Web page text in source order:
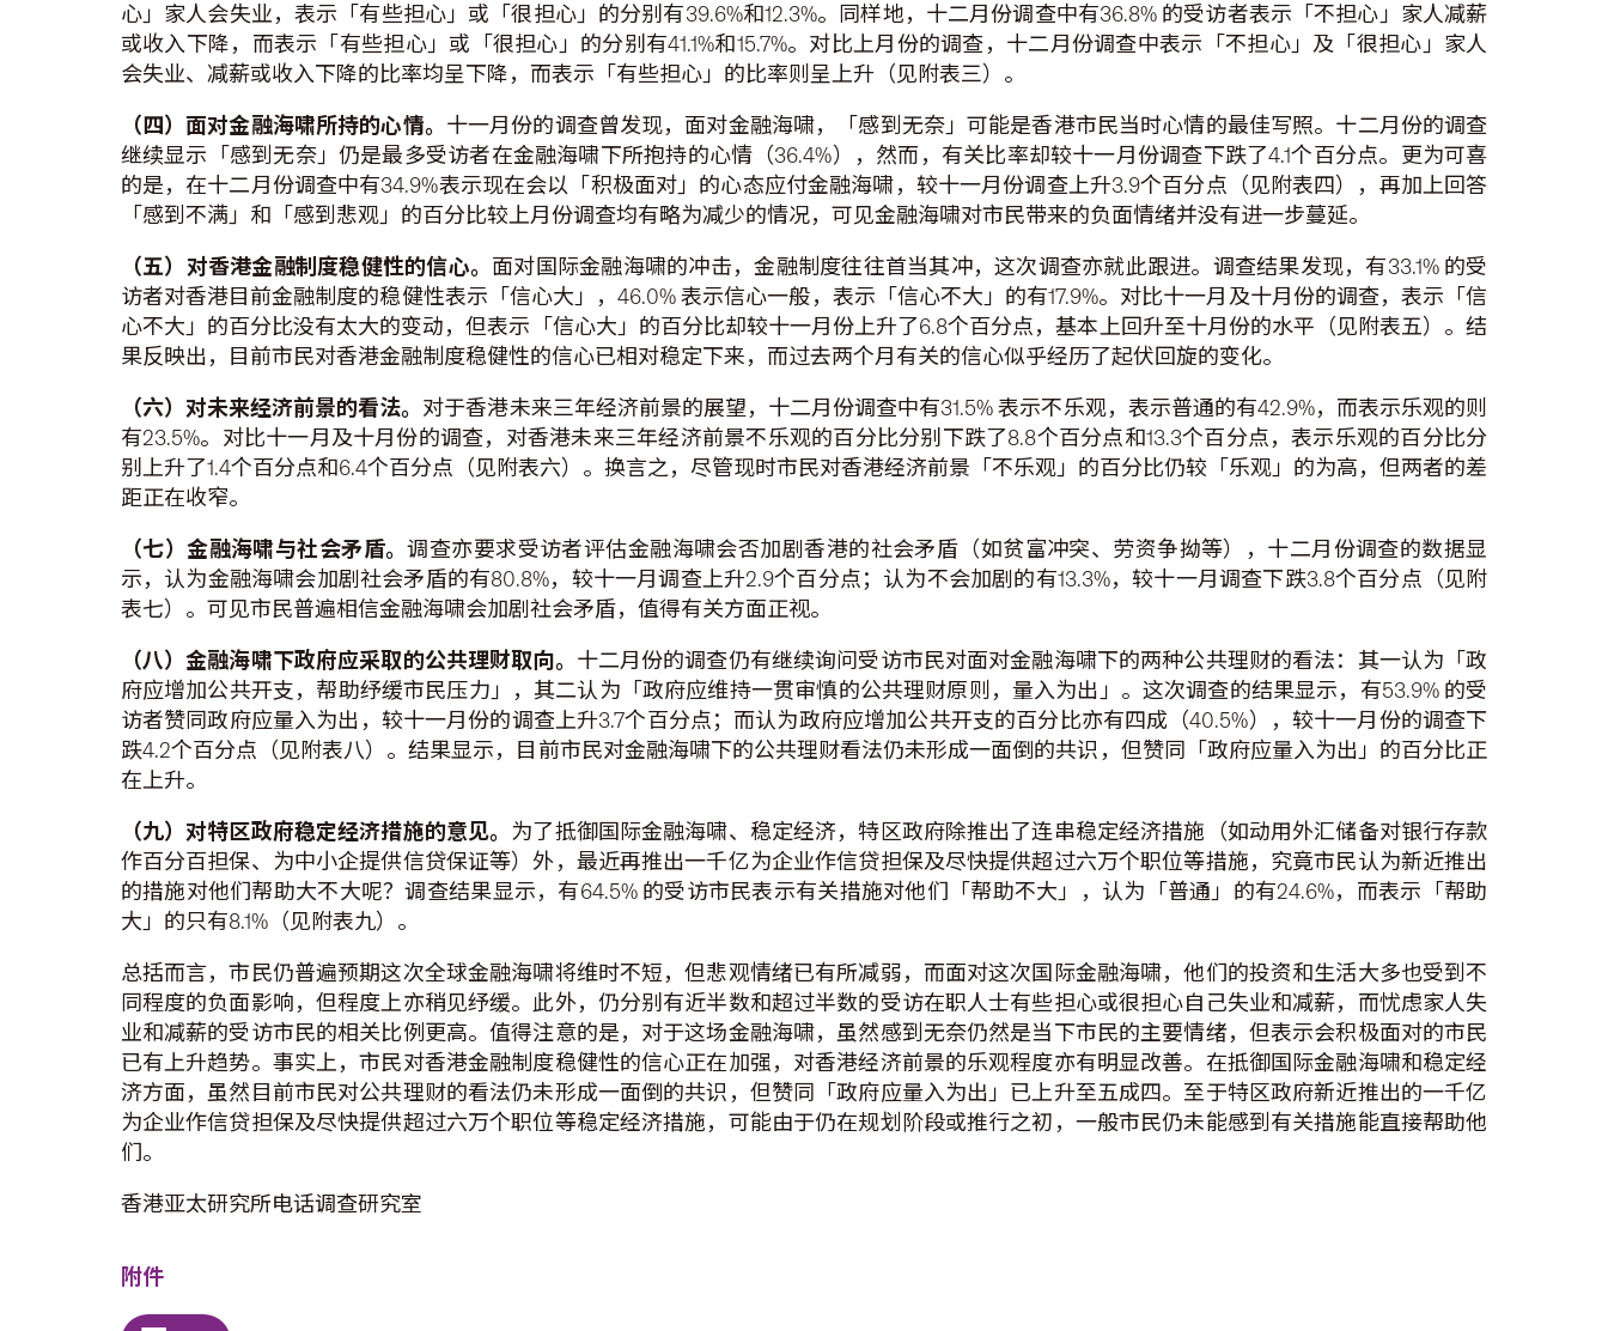
心」家人会失业，表示「有些担心」或「很担心」的分别有39.6%和12.3%。同样地，十二月份调查中有36.8% 的受访者表示「不担心」家人减薪
或收入下降，而表示「有些担心」或「很担心」的分别有41.1%和15.7%。对比上月份的调查，十二月份调查中表示「不担心」及「很担心」家人
会失业、减薪或收入下降的比率均呈下降，而表示「有些担心」的比率则呈上升（见附表三）。
（四）面对金融海啸所持的心情。 十一月份的调查曾发现，面对金融海啸，「感到无奈」可能是香港市民当时心情的最佳写照。十二月份的调查
继续显示「感到无奈」仍是最多受访者在金融海啸下所抱持的心情（36.4%），然而，有关比率却较十一月份调查下跌了4.1个百分点。更为可喜
的是，在十二月份调查中有34.9%表示现在会以「积极面对」的心态应付金融海啸，较十一月份调查上升3.9个百分点（见附表四），再加上回答
「感到不满」和「感到悲观」的百分比较上月份调查均有略为减少的情况，可见金融海啸对市民带来的负面情绪并没有进一步蔓延。
（五）对香港金融制度稳健性的信心。 面对国际金融海啸的冲击，金融制度往往首当其冲，这次调查亦就此跟进。调查结果发现，有33.1% 的受
访者对香港目前金融制度的稳健性表示「信心大」，46.0% 表示信心一般，表示「信心不大」的有17.9%。对比十一月及十月份的调查，表示「信
心不大」的百分比没有太大的变动，但表示「信心大」的百分比却较十一月份上升了6.8个百分点，基本上回升至十月份的水平（见附表五）。结
果反映出，目前市民对香港金融制度稳健性的信心已相对稳定下来，而过去两个月有关的信心似乎经历了起伏回旋的变化。
（六）对未来经济前景的看法。 对于香港未来三年经济前景的展望，十二月份调查中有31.5% 表示不乐观，表示普通的有42.9%，而表示乐观的则
有23.5%。对比十一月及十月份的调查，对香港未来三年经济前景不乐观的百分比分别下跌了8.8个百分点和13.3个百分点，表示乐观的百分比分
别上升了1.4个百分点和6.4个百分点（见附表六）。换言之，尽管现时市民对香港经济前景「不乐观」的百分比仍较「乐观」的为高，但两者的差
距正在收窄。
（七）金融海啸与社会矛盾。调查亦要求受访者评估金融海啸会否加剧香港的社会矛盾（如贫富冲突、劳资争拗等），十二月份调查的数据显
示，认为金融海啸会加剧社会矛盾的有80.8%，较十一月调查上升2.9个百分点；认为不会加剧的有13.3%，较十一月调查下跌3.8个百分点（见附
表七）。可见市民普遍相信金融海啸会加剧社会矛盾，值得有关方面正视。
（八）金融海啸下政府应采取的公共理财取向。 十二月份的调查仍有继续询问受访市民对面对金融海啸下的两种公共理财的看法：其一认为「政
府应增加公共开支，帮助纾缓市民压力」，其二认为「政府应维持一贯审慎的公共理财原则，量入为出」。这次调查的结果显示，有53.9% 的受
访者赞同政府应量入为出，较十一月份的调查上升3.7个百分点；而认为政府应增加公共开支的百分比亦有四成（40.5%），较十一月份的调查下
跌4.2个百分点（见附表八）。结果显示，目前市民对金融海啸下的公共理财看法仍未形成一面倒的共识，但赞同「政府应量入为出」的百分比正
在上升。
（九）对特区政府稳定经济措施的意见。 为了抵御国际金融海啸、稳定经济，特区政府除推出了连串稳定经济措施（如动用外汇储备对银行存款
作百分百担保、为中小企提供信贷保证等）外，最近再推出一千亿为企业作信贷担保及尽快提供超过六万个职位等措施，究竟市民认为新近推出
的措施对他们帮助大不大呢？调查结果显示，有64.5% 的受访市民表示有关措施对他们「帮助不大」，认为「普通」的有24.6%，而表示「帮助
大」的只有8.1%（见附表九）。
总括而言，市民仍普遍预期这次全球金融海啸将维时不短，但悲观情绪已有所减弱，而面对这次国际金融海啸，他们的投资和生活大多也受到不
同程度的负面影响，但程度上亦稍见纾缓。此外，仍分别有近半数和超过半数的受访在职人士有些担心或很担心自己失业和减薪，而忧虑家人失
业和减薪的受访市民的相关比例更高。值得注意的是，对于这场金融海啸，虽然感到无奈仍然是当下市民的主要情绪，但表示会积极面对的市民
已有上升趋势。事实上，市民对香港金融制度稳健性的信心正在加强，对香港经济前景的乐观程度亦有明显改善。在抵御国际金融海啸和稳定经
济方面，虽然目前市民对公共理财的看法仍未形成一面倒的共识，但赞同「政府应量入为出」已上升至五成四。至于特区政府新近推出的一千亿
为企业作信贷担保及尽快提供超过六万个职位等稳定经济措施，可能由于仍在规划阶段或推行之初，一般市民仍未能感到有关措施能直接帮助他
们。
香港亚太研究所电话调查研究室
附件